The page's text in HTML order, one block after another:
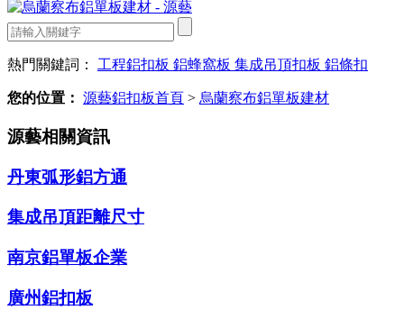
熱門關鍵詞： 工程鋁扣板 鋁蜂窩板 集成吊頂扣板 鋁條扣
您的位置： 源藝鋁扣板首頁 > 烏蘭察布鋁單板建材
源藝相關資訊
丹東弧形鋁方通
集成吊頂距離尺寸
南京鋁單板企業
廣州鋁扣板